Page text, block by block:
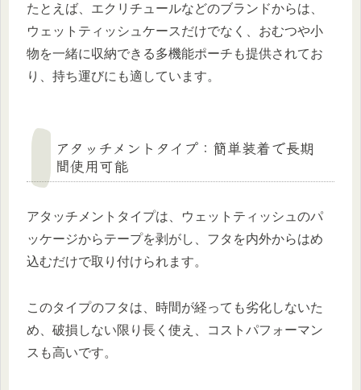
たとえば、エクリチュールなどのブランドからは、
ウェットティッシュケースだけでなく、おむつや小
物を一緒に収納できる多機能ポーチも提供されてお
り、持ち運びにも適しています。
アタッチメントタイプ：簡単装着で長期
間使用可能
アタッチメントタイプは、ウェットティッシュのパ
ッケージからテープを剥がし、フタを内外からはめ
込むだけで取り付けられます。
このタイプのフタは、時間が経っても劣化しないた
め、破損しない限り長く使え、コストパフォーマン
スも高いです。